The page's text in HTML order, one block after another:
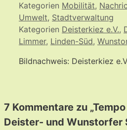
Kategorien Mobilität,
Umwelt, Stadtverwaltung
Kategorien Deisterkiez e.V.,
Limmer, Linden-Süd,
Bildnachweis: Deisterkiez
7 Kommentare zu
Deister- und Wunstorfer